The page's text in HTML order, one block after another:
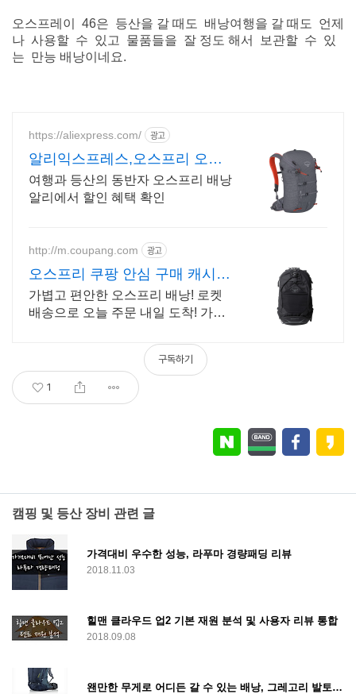
오스프레이 46은 등산을 갈 때도 배낭여행을 갈 때도 언제
나 사용할 수 있고 물품들을 잘 정도 해서 보관할 수 있
는 만능 배낭이네요.
https://aliexpress.com/ 광고
알리익스프레스,오스프리 오스
프리 배낭 알리 특가 겟
여행과 등산의 동반자 오스프리 배낭
알리에서 할인 혜택 확인
http://m.coupang.com 광고
오스프리 쿠팡 안심 구매 캐시적
립
가볍고 편안한 오스프리 배낭! 로켓
배송으로 오늘 주문 내일 도착! 가격
리 배낭을 지금 바로 선택하세요.
1
구독하기
캠핑 및 등산 장비 관련 글
가격대비 우수한 성능, 라푸마 경량패딩 리뷰
2018.11.03
힐맨 클라우드 업2 기본 재원 분석 및 사용자 리뷰 통합
2018.09.08
왠만한 무게로 어디든 갈 수 있는 배낭, 그레고리 발토르 65(Gregory Baltoro 65) 해외리뷰.